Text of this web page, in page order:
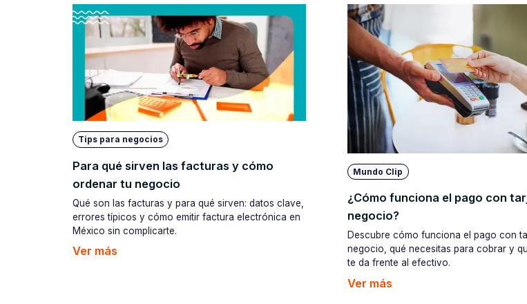
Tips para negocios
Para qué sirven las facturas y cómo
ordenar tu negocio
Qué son las facturas y para qué sirven: datos clave,
errores típicos y cómo emitir factura electrónica en
México sin complicarte.
Ver más
Mundo Clip
¿Cómo funciona el pago con
negocio?
Descubre cómo funciona el pago con
negocio, qué necesitas para cobrar y
te da frente al efectivo.
Ver más